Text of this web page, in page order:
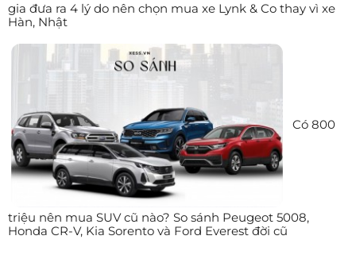
gia đưa ra 4 lý do nên chọn mua xe Lynk & Co thay vì xe
Hàn, Nhật
Có 800
triệu nên mua SUV cũ nào? So sánh Peugeot 5008,
Honda CR-V, Kia Sorento và Ford Everest đời cũ